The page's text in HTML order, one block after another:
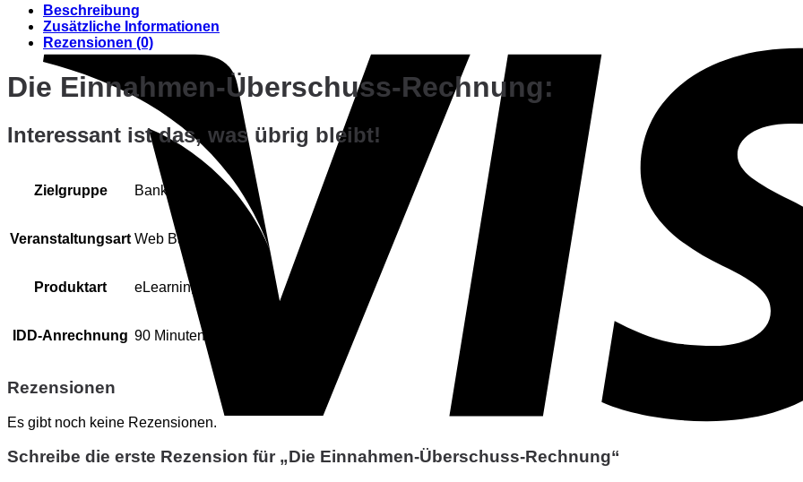
Beschreibung
Zusätzliche Informationen
Rezensionen (0)
Die Einnahmen-Überschuss-Rechnung:
Interessant ist das, was übrig bleibt!
Zielgruppe Banker
Veranstaltungsart Web Based Training
Produktart eLearning
IDD-Anrechnung 90 Minuten
Rezensionen
Es gibt noch keine Rezensionen.
Schreibe die erste Rezension für „Die Einnahmen-Überschuss-Rechnung“